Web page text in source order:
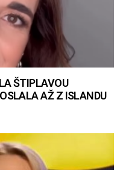
ŠTIPLAVOU
AŽ Z ISLANDU